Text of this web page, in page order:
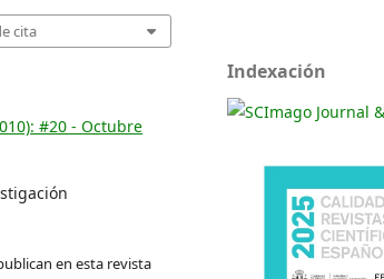
cita
#20 - Octubre
en esta revista
Indexación